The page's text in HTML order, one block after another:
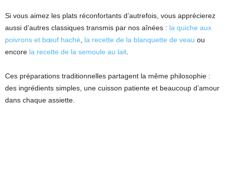
Si vous aimez les plats réconfortants d’autrefois, vous apprécierez
aussi d’autres classiques transmis par nos aînées : la quiche aux
poivrons et bœuf haché, la recette de la blanquette de veau ou
encore la recette de la semoule au lait.
Ces préparations traditionnelles partagent la même philosophie :
des ingrédients simples, une cuisson patiente et beaucoup d’amour
dans chaque assiette.